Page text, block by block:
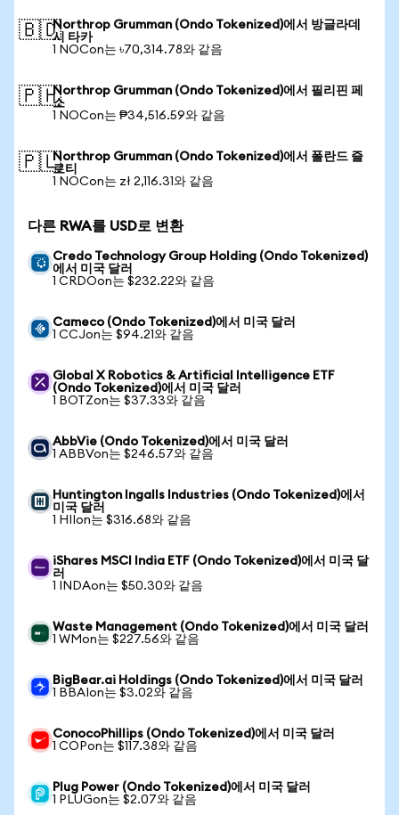
🇧🇩Northrop Grumman (Ondo Tokenized)에서 방글라데
시 타카
1 NOCon는 ৳70,314.78와 같음
🇵🇭Northrop Grumman (Ondo Tokenized)에서 필리핀 페
소
1 NOCon는 ₱34,516.59와 같음
🇵🇱Northrop Grumman (Ondo Tokenized)에서 폴란드 즐
로티
1 NOCon는 zł 2,116.31와 같음
다른 RWA를 USD로 변환
Credo Technology Group Holding (Ondo Tokenized)
에서 미국 달러
1 CRDOon는 $232.22와 같음
Cameco (Ondo Tokenized)에서 미국 달러
1 CCJon는 $94.21와 같음
Global X Robotics & Artificial Intelligence ETF
(Ondo Tokenized)에서 미국 달러
1 BOTZon는 $37.33와 같음
AbbVie (Ondo Tokenized)에서 미국 달러
1 ABBVon는 $246.57와 같음
Huntington Ingalls Industries (Ondo Tokenized)에서
미국 달러
1 HIIon는 $316.68와 같음
iShares MSCI India ETF (Ondo Tokenized)에서 미국 달
러
1 INDAon는 $50.30와 같음
Waste Management (Ondo Tokenized)에서 미국 달러
1 WMon는 $227.56와 같음
BigBear.ai Holdings (Ondo Tokenized)에서 미국 달러
1 BBAIon는 $3.02와 같음
ConocoPhillips (Ondo Tokenized)에서 미국 달러
1 COPon는 $117.38와 같음
Plug Power (Ondo Tokenized)에서 미국 달러
1 PLUGon는 $2.07와 같음